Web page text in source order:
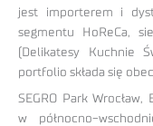
jest importerem i
segmentu HoReCa,
(Delikatesy Kuchnie
portfolio składa się
SEGRO Park
w północno-